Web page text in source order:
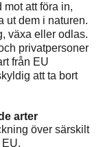
att föra in,
ut dem i naturen.
växa eller odlas.
privatpersoner
från EU
att ta bort
arter
över särskilt